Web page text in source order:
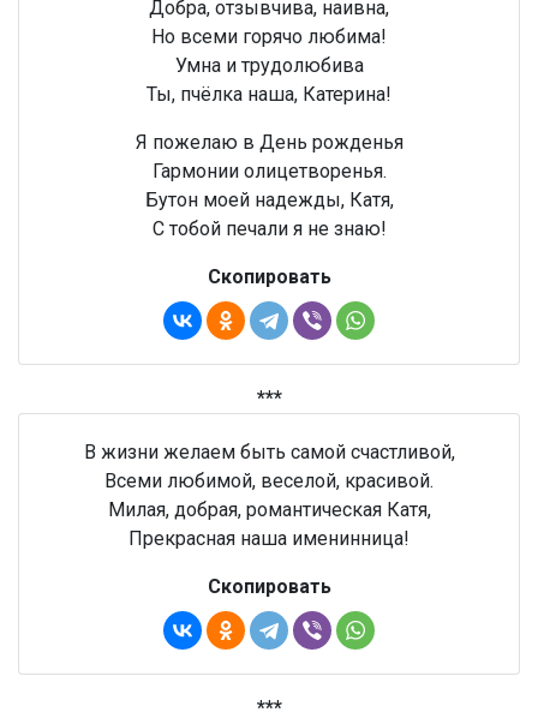
Добра, отзывчива, наивна,
Но всеми горячо любима!
Умна и трудолюбива
Ты, пчёлка наша, Катерина!
Я пожелаю в День рожденья
Гармонии олицетворенья.
Бутон моей надежды, Катя,
С тобой печали я не знаю!
Скопировать
***
В жизни желаем быть самой счастливой,
Всеми любимой, веселой, красивой.
Милая, добрая, романтическая Катя,
Прекрасная наша именинница!
Скопировать
***